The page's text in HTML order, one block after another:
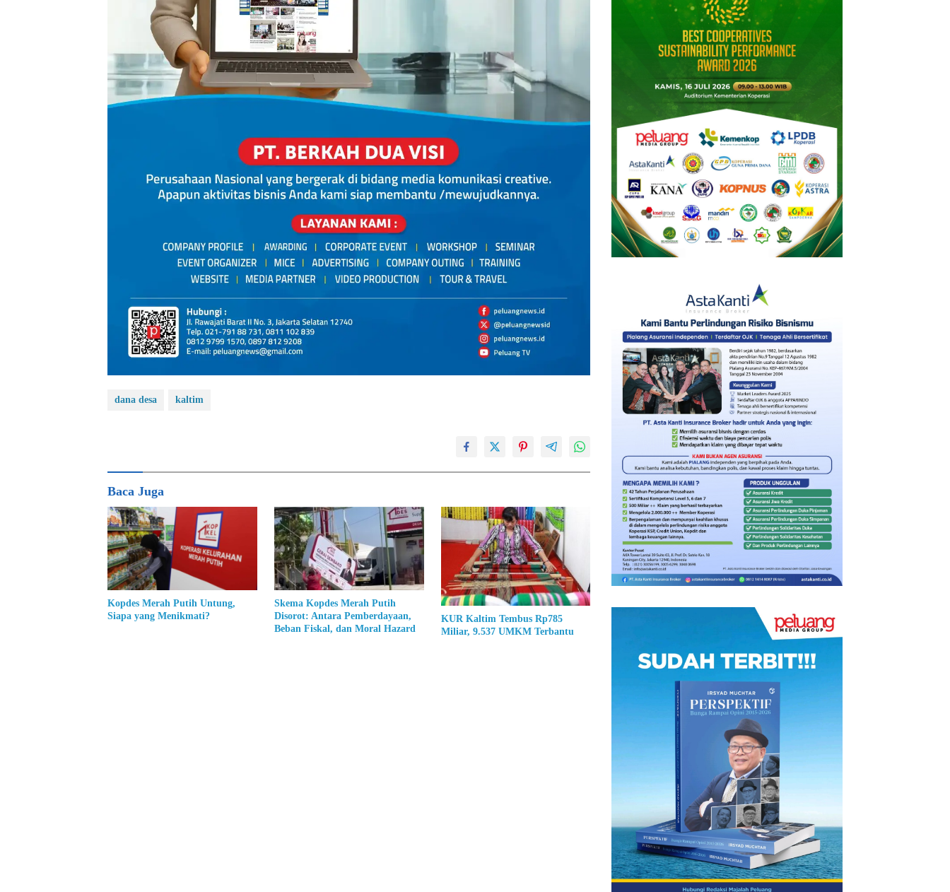
dana desa kaltim
Baca Juga
Kopdes Merah Putih Untung,
Siapa yang Menikmati?
Skema Kopdes Merah Putih
Disorot: Antara Pemberdayaan,
Beban Fiskal, dan Moral Hazard
KUR Kaltim Tembus Rp785
Miliar, 9.537 UMKM Terbantu